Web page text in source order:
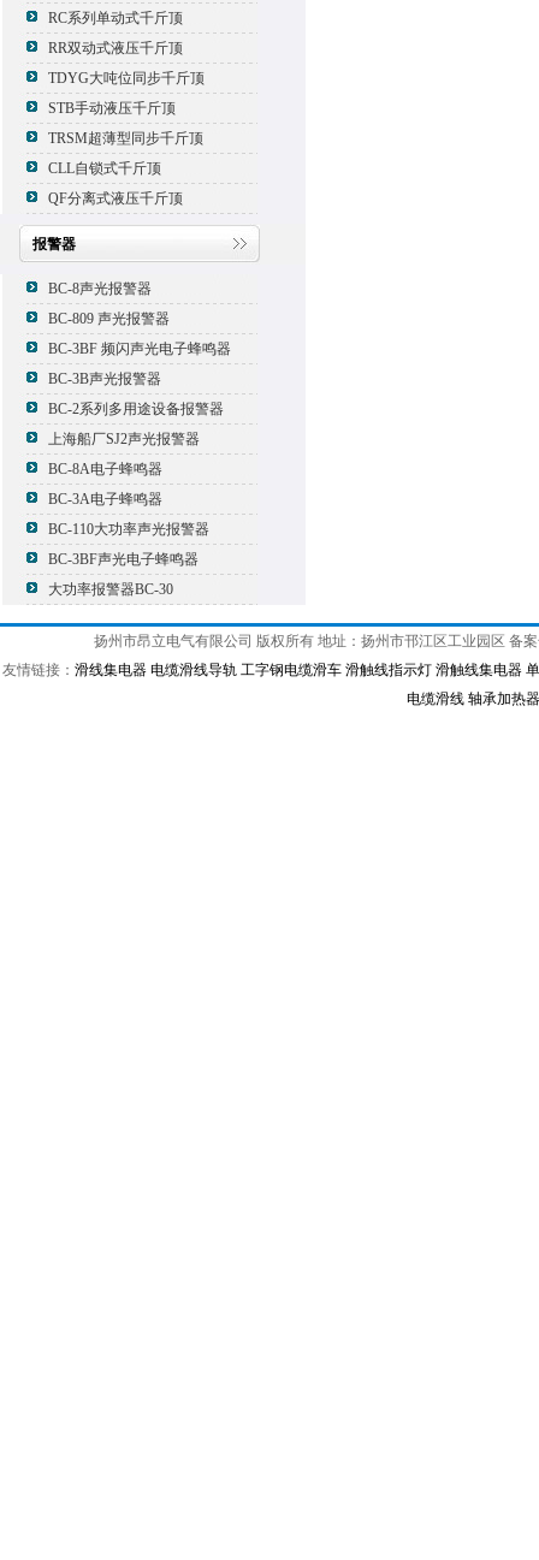
RC系列单动式千斤顶
RR双动式液压千斤顶
TDYG大吨位同步千斤顶
STB手动液压千斤顶
TRSM超薄型同步千斤顶
CLL自锁式千斤顶
QF分离式液压千斤顶
报警器
BC-8声光报警器
BC-809 声光报警器
BC-3BF 频闪声光电子蜂鸣器
BC-3B声光报警器
BC-2系列多用途设备报警器
上海船厂SJ2声光报警器
BC-8A电子蜂鸣器
BC-3A电子蜂鸣器
BC-110大功率声光报警器
BC-3BF声光电子蜂鸣器
大功率报警器BC-30
扬州市昂立电气有限公司 版权所有 地址：扬州市邗江区工业园区 备
友情链接： 滑线集电器 电缆滑线导轨 工字钢电缆滑车 滑触线指示灯 滑触线集电器
电缆滑线 轴承加热器